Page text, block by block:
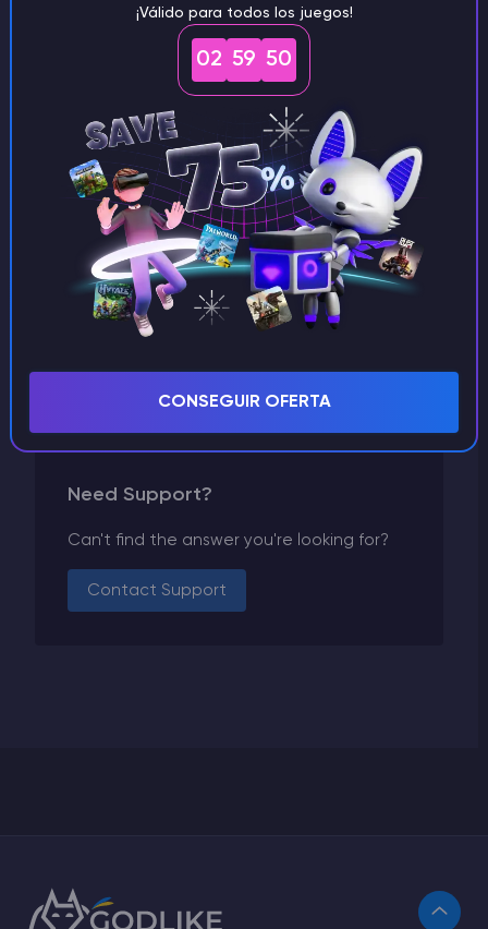
Enshrouded
Ejecutar un servidor
Don't Starve Together
Dayz
Conan Exiles
Arma
ARK Survival Evolved
Need Support?
Can't find the answer you're looking for?
Contact Support
¡Válido para todos los juegos!
02 59 50
CONSEGUIR OFERTA